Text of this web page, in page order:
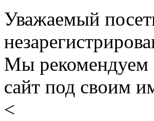
Уважаемый
Мы
сайт под своим
<